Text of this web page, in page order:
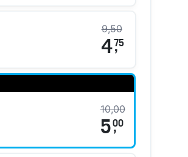
9,50
4,75
10,00
5,
00